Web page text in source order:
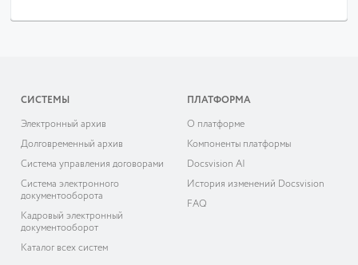
СИСТЕМЫ
Электронный архив
Долговременный архив
Система управления договорами
Система электронного
документооборота
Кадровый электронный
документооборот
Каталог всех систем
ПЛАТФОРМА
О платформе
Компоненты платформы
Docsvision AI
История изменений Docsvision
FAQ